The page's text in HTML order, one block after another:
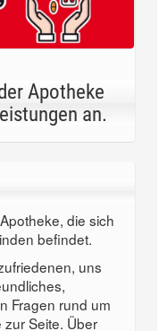
Apotheke
an.
die sich
befindet.
uns
Fragen rund um
Seite. Über